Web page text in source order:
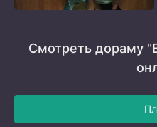
Смотреть дораму